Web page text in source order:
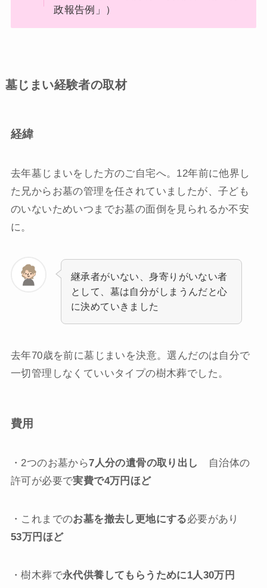
政報告例」）
墓じまい経験者の取材
経緯
去年墓じまいをした方のご自宅へ。 12年前に他界し
た兄からお墓の管理を任されていましたが、子ども
のいないためいつまでお墓の面倒を見られるか不安
に。
継承者がいない、身寄りがいない者
として、墓は自分がしまうんだと心
に決めていきました
去年70歳を前に墓じまいを決意。選んだのは自分で
一切管理しなくていいタイプの樹木葬でした。
費用
・2つのお墓から7人分の遺骨の取り出し
自治体の
許可が必要で実費で4万円ほど
・これまでのお墓を撤去し更地にする必要があり
53万円ほど
・樹木葬で永代供養してもらうために1人30万円